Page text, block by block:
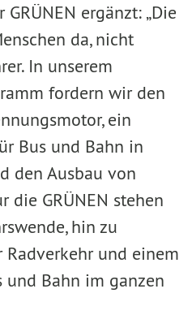
ergänzt: „Die
da, nicht
In unserem
fordern wir den
ein
Bus und Bahn in
den Ausbau von
die GRÜNEN stehen
hin zu
Radverkehr und einem
und Bahn im ganzen